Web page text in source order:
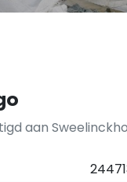
aan